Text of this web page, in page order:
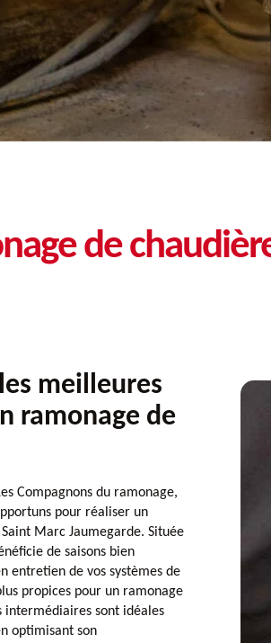
de
meilleures
ramonage de
Compagnons du ramonage,
pour réaliser un
Marc Jaumegarde. Située
de saisons bien
entretien de vos systèmes de
propices pour un ramonage
intermédiaires sont idéales
optimisant son